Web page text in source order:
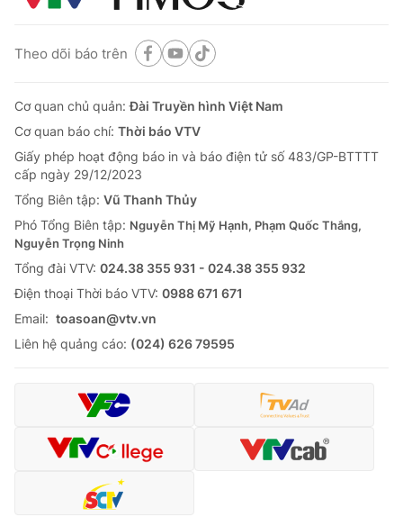
Theo dõi báo trên
Cơ quan chủ quản:Đài Truyền hình Việt Nam
Cơ quan báo chí: Thời báo VTV
Giấy phép hoạt động báo in và báo điện tử số 483/GP-BTTTT
cấp ngày 29/12/2023
Tổng Biên tập: Vũ Thanh Thủy
Phó Tổng Biên tập: Nguyễn Thị Mỹ Hạnh, Phạm Quốc Thắng,
Nguyễn Trọng Ninh
Tổng đài VTV: 024.38 355 931 - 024.38 355 932
Ðiện thoại Thời báo VTV: 0988 671 671
Email: toasoan@vtv.vn
Liên hệ quảng cáo: (024) 626 79595